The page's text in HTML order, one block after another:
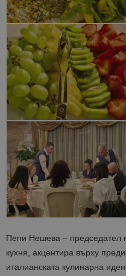
Пепи Нешева – председател
кухня, акцентира върху
италианската кулинарна